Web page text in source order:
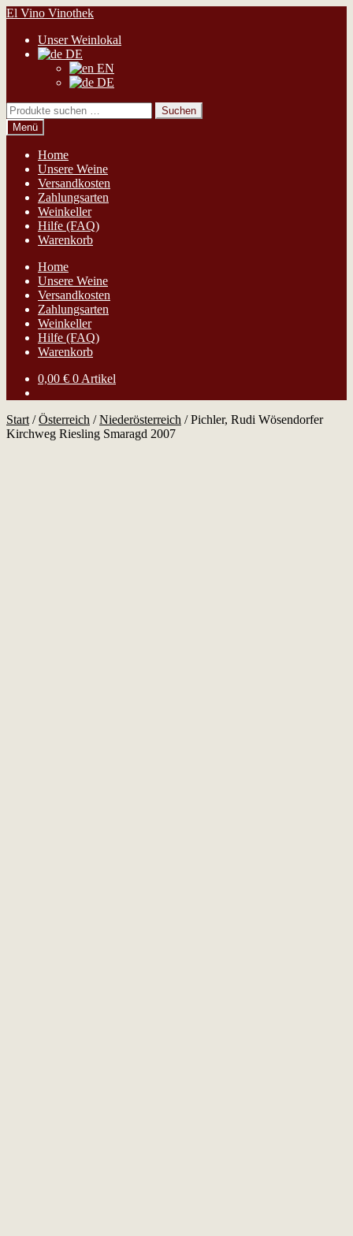
Zur
springen
Zum
springen
El Vino Vinothek
Unser Weinlokal
DE
EN
DE
Suchen
nach:
Suchen
Menü
Home
Unsere Weine
Versandkosten
Zahlungsarten
Weinkeller
Hilfe (FAQ)
Warenkorb
Home
Unsere Weine
Versandkosten
Zahlungsarten
Weinkeller
Hilfe (FAQ)
Warenkorb
0,00 € 0 Artikel
Start /Österreich /Niederösterreich /Pichler, Rudi Wösendorfer
Kirchweg Riesling Smaragd 2007